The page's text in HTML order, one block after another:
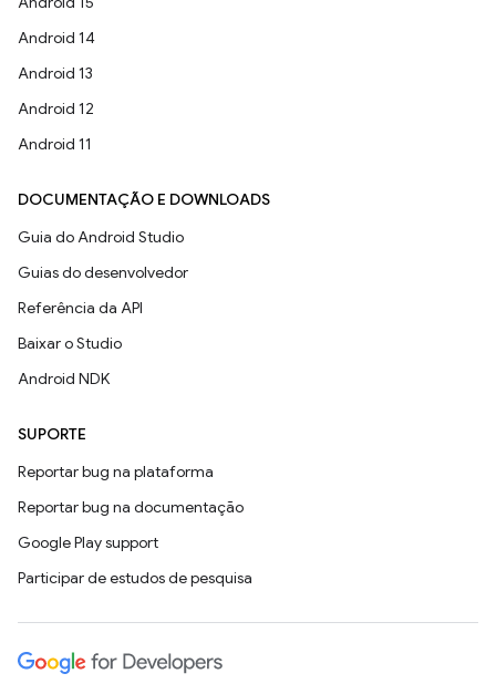
Android 14
Android 13
Android 12
Android 11
DOCUMENTAÇÃO E DOWNLOADS
Guia do Android Studio
Guias do desenvolvedor
Referência da API
Baixar o Studio
Android NDK
SUPORTE
Reportar bug na plataforma
Reportar bug na documentação
Google Play support
Participar de estudos de pesquisa